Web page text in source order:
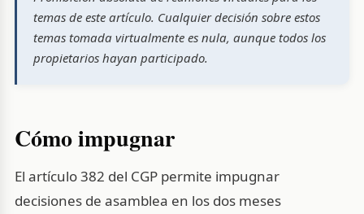
temas de este artículo. Cualquier decisión sobre estos
temas tomada virtualmente es nula, aunque todos los
propietarios hayan participado.
Cómo impugnar
El artículo 382 del CGP permite impugnar
decisiones de asamblea en los dos meses